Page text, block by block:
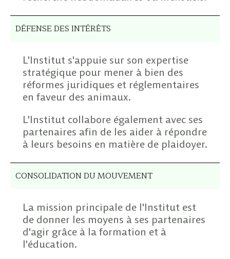
DÉFENSE DES INTÉRÊTS
L'Institut s'appuie sur son expertise
stratégique pour mener à bien des
réformes juridiques et réglementaires
en faveur des animaux.
L'Institut collabore également avec ses
partenaires afin de les aider à répondre
à leurs besoins en matière de plaidoyer.
CONSOLIDATION DU MOUVEMENT
La mission principale de l'Institut est
de donner les moyens à ses partenaires
d'agir grâce à la formation et à
l'éducation.